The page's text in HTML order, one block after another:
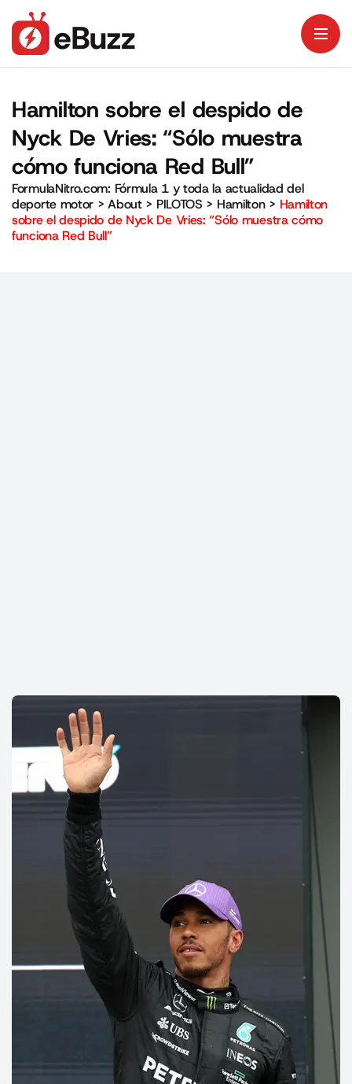
Hamilton sobre el despido de
Nyck De Vries: “Sólo muestra
cómo funciona Red Bull”
FormulaNitro.com: Fórmula 1 y toda la actualidad del
deporte motor >About> PILOTOS > Hamilton> Hamilton
sobre el despido de Nyck De Vries: “Sólo muestra cómo
funciona Red Bull”